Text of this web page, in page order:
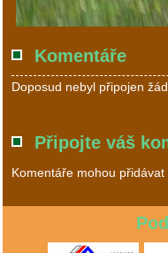
Komentáře
Doposud nebyl připojen
Připojte váš
Komentáře mohou